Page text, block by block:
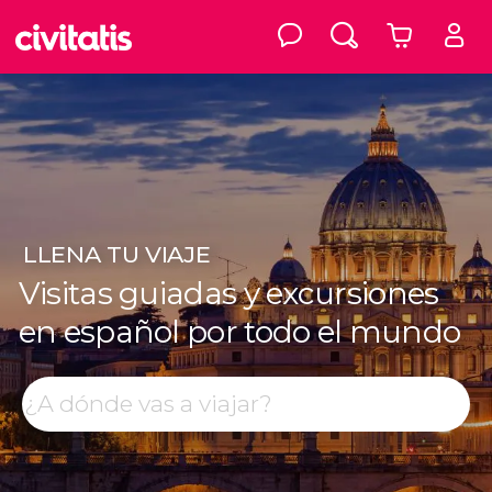
LLENA TU VIAJE
Visitas guiadas y excursiones
en español por todo el mundo
Buscar
Top destinos